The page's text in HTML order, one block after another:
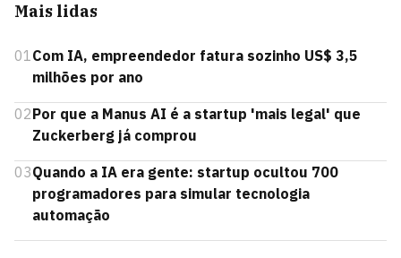
Mais lidas
01Com IA, empreendedor fatura sozinho US$ 3,5
milhões por ano
02Por que a Manus AI é a startup 'mais legal' que
Zuckerberg já comprou
03Quando a IA era gente: startup ocultou 700
programadores para simular tecnologia
automação